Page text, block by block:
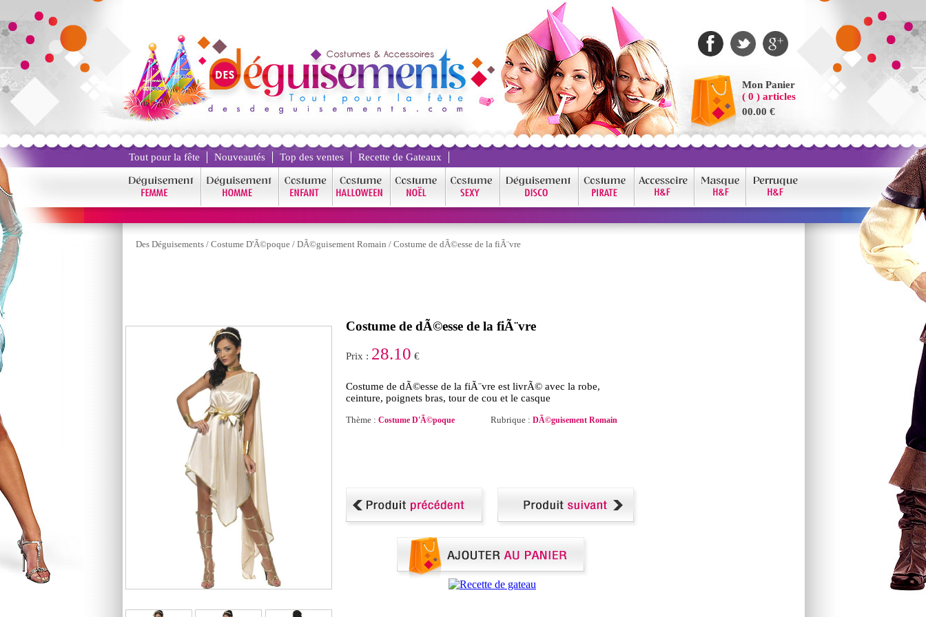
Mon Panier
( 0 ) articles
00.00 €
Tout pour la fête Nouveautés Top des ventes Recette de Gateaux
Des Déguisements / Costume D'Ã©poque / DÃ©guisement Romain / Costume de dÃ©esse de la fiÃ¨vre
Costume de dÃ©esse de la fiÃ¨vre
Prix : 28.10 €
Costume de dÃ©esse de la fiÃ¨vre est livrÃ© avec la robe,
ceinture, poignets bras, tour de cou et le casque
Thème : Costume D'Ã©poque Rubrique : DÃ©guisement Romain